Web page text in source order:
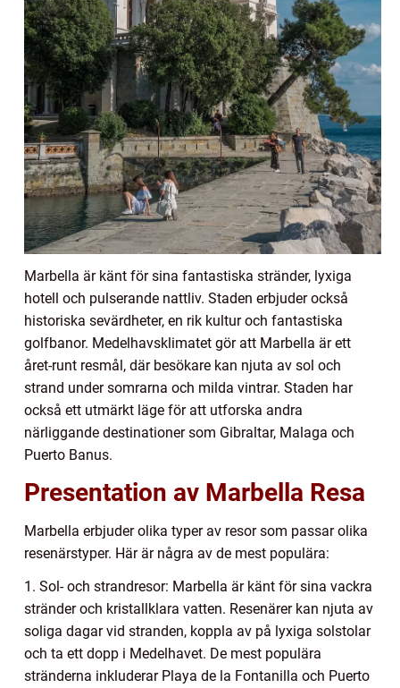
Marbella är känt för sina fantastiska stränder, lyxiga
hotell och pulserande nattliv. Staden erbjuder också
historiska sevärdheter, en rik kultur och fantastiska
golfbanor. Medelhavsklimatet gör att Marbella är ett
året-runt resmål, där besökare kan njuta av sol och
strand under somrarna och milda vintrar. Staden har
också ett utmärkt läge för att utforska andra
närliggande destinationer som Gibraltar, Malaga och
Puerto Banus.
Presentation av Marbella Resa
Marbella erbjuder olika typer av resor som passar olika
resenärstyper. Här är några av de mest populära:
1. Sol- och strandresor: Marbella är känt för sina vackra
stränder och kristallklara vatten. Resenärer kan njuta av
soliga dagar vid stranden, koppla av på lyxiga solstolar
och ta ett dopp i Medelhavet. De mest populära
stränderna inkluderar Playa de la Fontanilla och Puerto